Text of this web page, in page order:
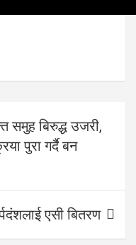
बिरुद्ध उजरी,
पुरा गर्दै बन
एसी बितरण